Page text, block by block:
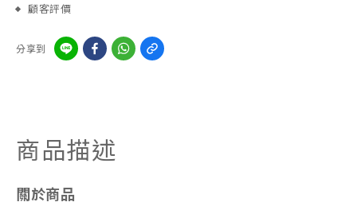
顧客評價
分享到
商品描述
關於商品